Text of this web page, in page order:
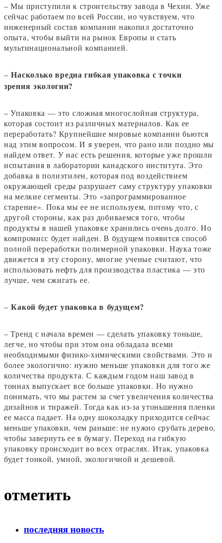
– Мы приступили к строительству завода в Чехии. Уже
сейчас работаем по всей России, но чувствуем, что
инженерный состав компании накопил достаточно
опыта, чтобы выйти на рынок Европы и стать
мультинациональной компанией.
–Насколько вредна гибкая упаковка с точки
зрения экологии?
– Упаковка — это сложная многослойная структура,
которая состоит из различных материалов. Как ее
переработать? Крупнейшие мировые компании бьются
над этим вопросом. И я уверен, что рано или поздно мы
найдем ответ. У нас есть решения, которые уже прошли
испытания в лаборатории канадского института. Это
добавка в полиэтилен, которая под воздействием
окружающей среды разрушает саму структуру упаковки
на мелкие сегменты. Это «запрограммированное
старение». Пока мы ее не используем, потому что, с
другой стороны, как раз добиваемся того, чтобы
продукты в нашей упаковке хранились очень долго. Но
компромисс будет найден. В будущем появится способ
полной переработки полимерной упаковки. Наука тоже
движется в эту сторону, многие ученые считают, что
использовать нефть для производства пластика — это
лучше, чем сжигать ее.
–Какой будет упаковка в будущем?
– Тренд с начала времен — сделать упаковку тоньше,
легче, но чтобы при этом она обладала всеми
необходимыми физико-химическими свойствами. Это и
более экологично: нужно меньше упаковки для того же
количества продукта. С каждым годом наш завод в
тоннах выпускает все больше упаковки. Но нужно
понимать, что мы растем за счет увеличения количества
дизайнов и тиражей. Тогда как из-за утоньшения пленки
ее масса падает. На одну шоколадку приходится сейчас
меньше упаковки, чем раньше: не нужно срубать дерево,
чтобы завернуть ее в бумагу. Переход на гибкую
упаковку происходит во всех отраслях. Итак, упаковка
будет тонкой, умной, экологичной и дешевой.
отметить
последняя новость